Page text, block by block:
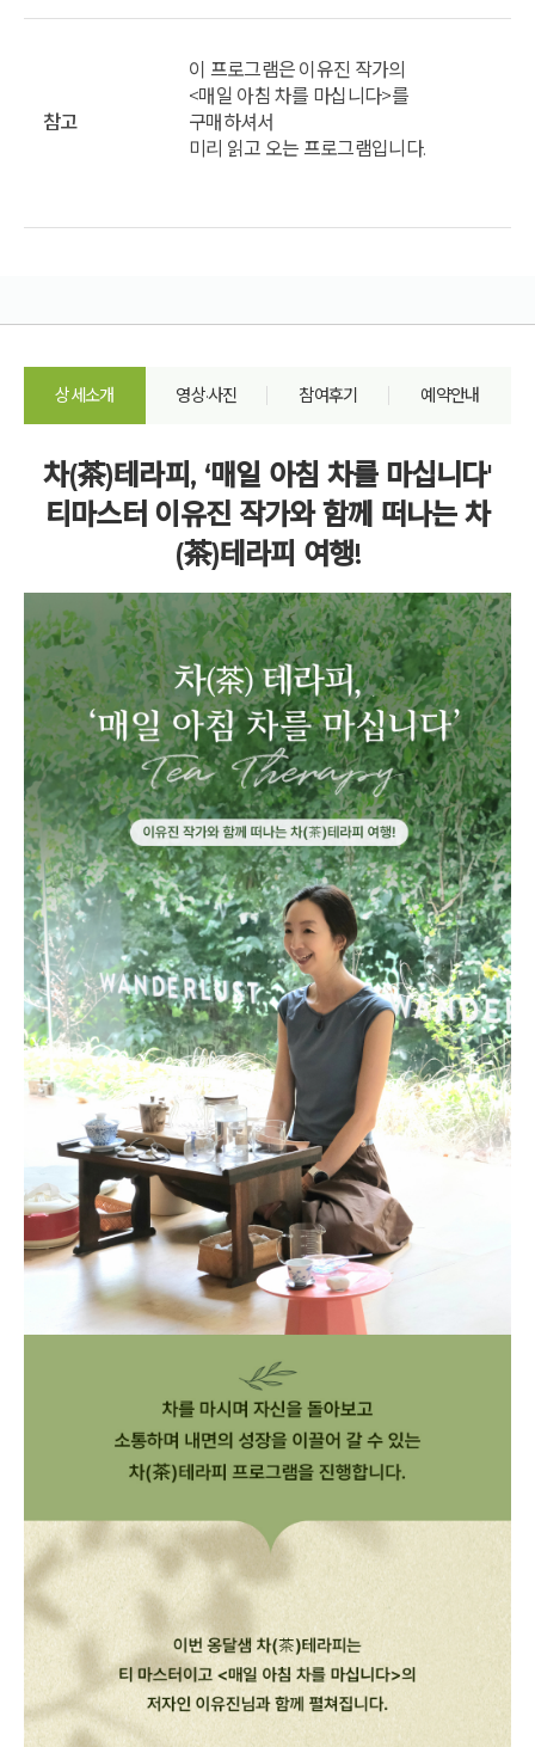
참고
이 프로그램은 이유진 작가의
<매일 아침 차를 마십니다>를
구매하셔서
미리 읽고 오는 프로그램입니다.
상세소개 영상·사진 참여후기 예약안내
차(茶)테라피, ‘매일 아침 차를 마십니다'
티마스터 이유진 작가와 함께 떠나는 차
(茶)테라피 여행!